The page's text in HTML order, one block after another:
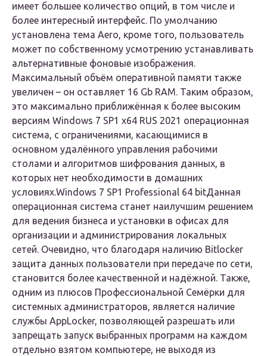
имеет большее количество опций, в том числе и
более интересный интерфейс. По умолчанию
установлена тема Aero, кроме того, пользователь
может по собственному усмотрению устанавливать
альтернативные фоновые изображения.
Максимальный объём оперативной памяти также
увеличен – он оставляет 16 Gb RAM. Таким образом,
это максимально приближённая к более высоким
версиям Windows 7 SP1 x64 RUS 2021 операционная
система, с ограничениями, касающимися в
основном удалённого управления рабочими
столами и алгоритмов шифрования данных, в
которых нет необходимости в домашних
условиях.Windows 7 SP1 Professional 64 bitДанная
операционная система станет наилучшим решением
для ведения бизнеса и установки в офисах для
организации и администрирования локальных
сетей. Очевидно, что благодаря наличию Bitlocker
защита данных пользователи при передаче по сети,
становится более качественной и надёжной. Также,
одним из плюсов Профессиональной Семёрки для
системных администраторов, является наличие
службы AppLocker, позволяющей разрешать или
запрещать запуск выбранных программ на каждом
отдельно взятом компьютере, не выходя из